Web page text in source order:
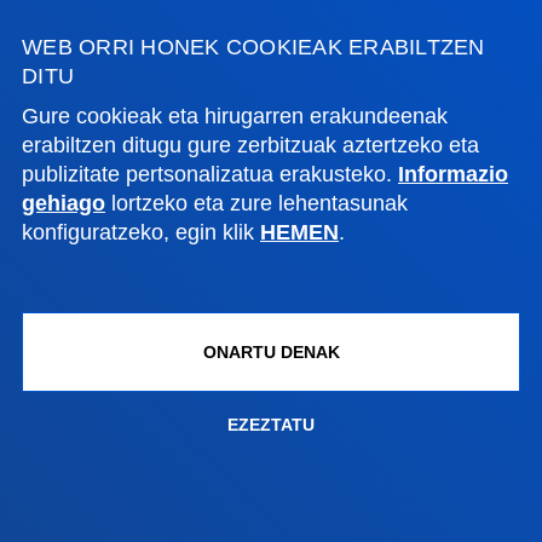
WEB ORRI HONEK COOKIEAK ERABILTZEN
DITU
Gure cookieak eta hirugarren erakundeenak
erabiltzen ditugu gure zerbitzuak aztertzeko eta
publizitate pertsonalizatua erakusteko. Informazio
gehiago lortzeko eta zure lehentasunak
konfiguratzeko, egin klik HEMEN.
ONARTU DENAK
EZEZTATU
+34 943 326 600
Gasteizko egoitza
Ezagutu egoitza
+34 945 010 114
Jarri gurekin harremanetan